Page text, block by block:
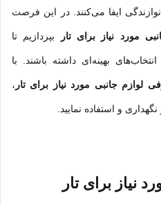
ایفا می‌کنند. در این فرصت
مورد نیاز برای تار بپردازیم تا
انتخاب‌های بهینه‌ای داشته باشند. با
لوازم جانبی مورد نیاز برای تار ،
و استفاده نمایید.
نیاز برای تار